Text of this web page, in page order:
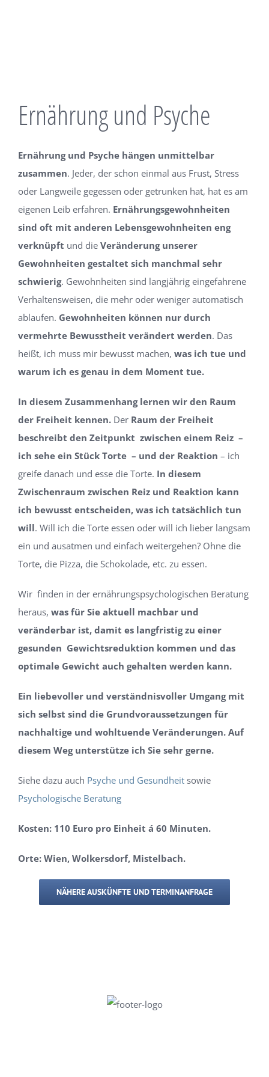
Ernährung und Psyche
Ernährung und Psyche hängen unmittelbar
zusammen. Jeder, der schon einmal aus Frust, Stress
oder Langweile gegessen oder getrunken hat, hat es am
eigenen Leib erfahren. Ernährungsgewohnheiten
sind oft mit anderen Lebensgewohnheiten eng
verknüpft und die Veränderung unserer
Gewohnheiten gestaltet sich manchmal sehr
schwierig. Gewohnheiten sind langjährig eingefahrene
Verhaltensweisen, die mehr oder weniger automatisch
ablaufen. Gewohnheiten können nur durch
vermehrte Bewusstheit verändert werden. Das
heißt, ich muss mir bewusst machen, was ich tue und
warum ich es genau in dem Moment tue.
In diesem Zusammenhang lernen wir den Raum
der Freiheit kennen. Der Raum der Freiheit
beschreibt den Zeitpunkt zwischen einem Reiz –
ich sehe ein Stück Torte – und der Reaktion – ich
greife danach und esse die Torte. In diesem
Zwischenraum zwischen Reiz und Reaktion kann
ich bewusst entscheiden, was ich tatsächlich tun
will. Will ich die Torte essen oder will ich lieber langsam
ein und ausatmen und einfach weitergehen? Ohne die
Torte, die Pizza, die Schokolade, etc. zu essen.
Wir finden in der ernährungspsychologischen Beratung
heraus, was für Sie aktuell machbar und
veränderbar ist, damit es langfristig zu einer
gesunden Gewichtsreduktion kommen und das
optimale Gewicht auch gehalten werden kann.
Ein liebevoller und verständnisvoller Umgang mit
sich selbst sind die Grundvoraussetzungen für
nachhaltige und wohltuende Veränderungen. Auf
diesem Weg unterstütze ich Sie sehr gerne.
Siehe dazu auch Psyche und Gesundheit sowie
Psychologische Beratung
Kosten: 110 Euro pro Einheit á 60 Minuten.
Orte: Wien, Wolkersdorf, Mistelbach.
NÄHERE AUSKÜNFTE UND TERMINANFRAGE